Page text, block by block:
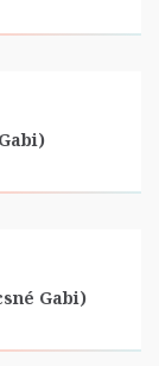
Gabi)